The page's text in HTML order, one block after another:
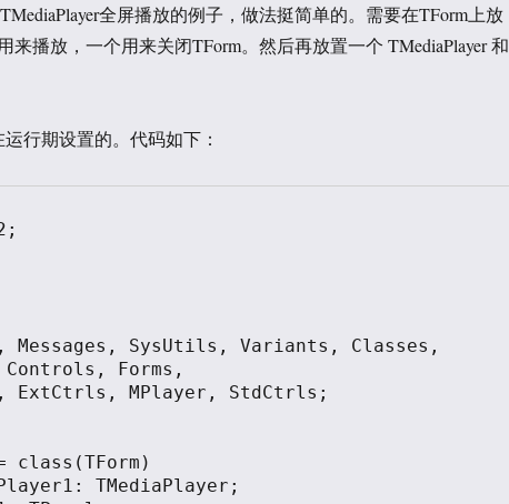
全屏播放的例子，做法挺简单的。需要在TForm上放
来播放，一个用来关闭TForm。然后再放置一个 TMediaPlayer 和
行期设置的。代码如下：
Forms,